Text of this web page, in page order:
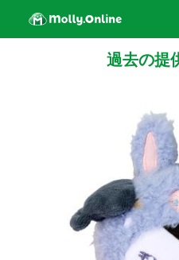
過去の提